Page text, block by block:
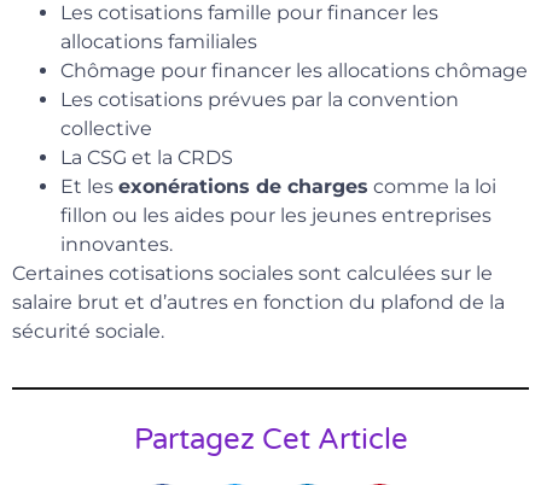
Les cotisations famille pour financer les
allocations familiales
Chômage pour financer les allocations chômage
Les cotisations prévues par la convention
collective
La CSG et la CRDS
Et les exonérations de charges comme la loi
fillon ou les aides pour les jeunes entreprises
innovantes.
Certaines cotisations sociales sont calculées sur le
salaire brut et d’autres en fonction du plafond de la
sécurité sociale.
Partagez Cet Article